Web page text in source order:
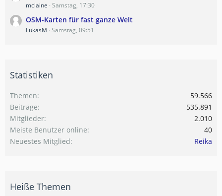
mclaine Samstag, 17:30
OSM-Karten für fast ganze Welt
LukasM Samstag, 09:51
Statistiken
Themen
59.566
Beiträge
535.891
Mitglieder
2.010
Meiste Benutzer online
40
Neuestes Mitglied
Reika
Heiße Themen